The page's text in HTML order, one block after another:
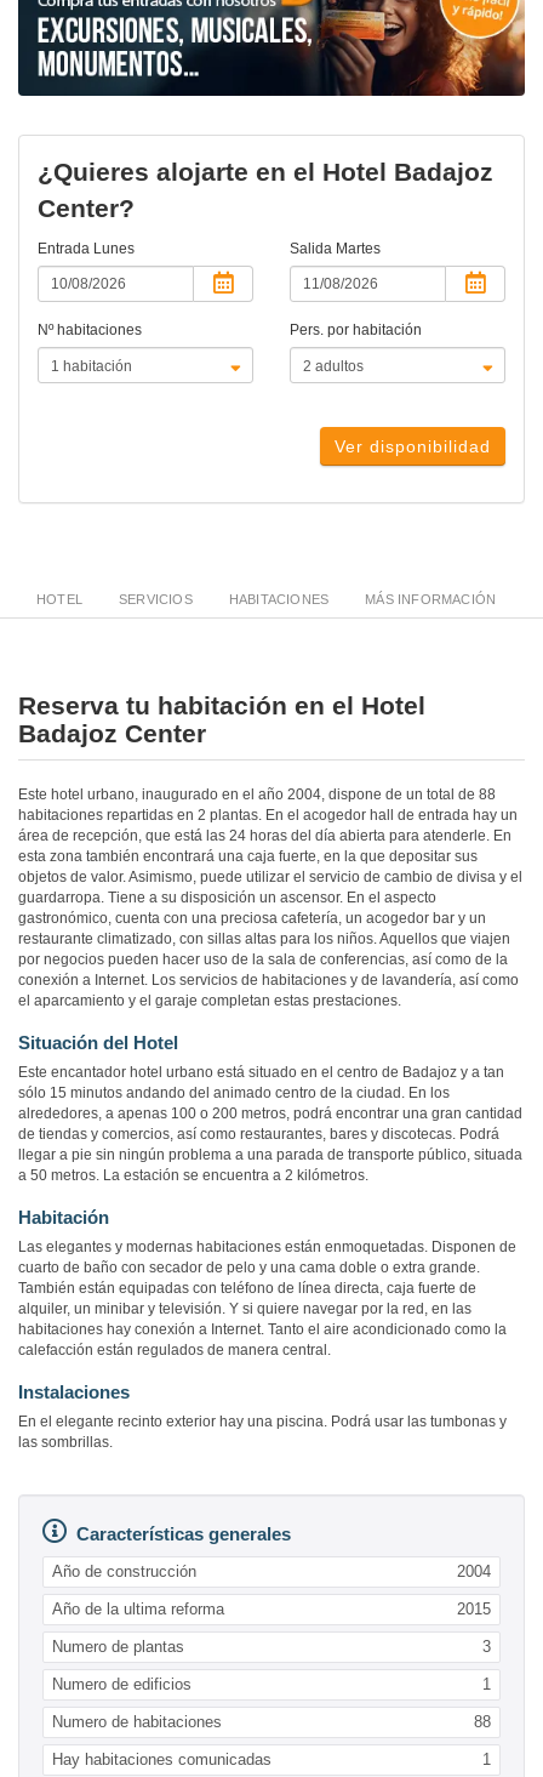
¿Quieres alojarte en el Hotel Badajoz
Center?
Entrada Lunes Salida Martes
Nº habitaciones Pers. por habitación
Ver disponibilidad
HOTEL SERVICIOS HABITACIONES MÁS INFORMACIÓN
Reserva tu habitación en el Hotel
Badajoz Center
Este hotel urbano, inaugurado en el año 2004, dispone de un total de 88
habitaciones repartidas en 2 plantas. En el acogedor hall de entrada hay un
área de recepción, que está las 24 horas del día abierta para atenderle. En
esta zona también encontrará una caja fuerte, en la que depositar sus
objetos de valor. Asimismo, puede utilizar el servicio de cambio de divisa y el
guardarropa. Tiene a su disposición un ascensor. En el aspecto
gastronómico, cuenta con una preciosa cafetería, un acogedor bar y un
restaurante climatizado, con sillas altas para los niños. Aquellos que viajen
por negocios pueden hacer uso de la sala de conferencias, así como de la
conexión a Internet. Los servicios de habitaciones y de lavandería, así como
el aparcamiento y el garaje completan estas prestaciones.
Situación del Hotel
Este encantador hotel urbano está situado en el centro de Badajoz y a tan
sólo 15 minutos andando del animado centro de la ciudad. En los
alrededores, a apenas 100 o 200 metros, podrá encontrar una gran cantidad
de tiendas y comercios, así como restaurantes, bares y discotecas. Podrá
llegar a pie sin ningún problema a una parada de transporte público, situada
a 50 metros. La estación se encuentra a 2 kilómetros.
Habitación
Las elegantes y modernas habitaciones están enmoquetadas. Disponen de
cuarto de baño con secador de pelo y una cama doble o extra grande.
También están equipadas con teléfono de línea directa, caja fuerte de
alquiler, un minibar y televisión. Y si quiere navegar por la red, en las
habitaciones hay conexión a Internet. Tanto el aire acondicionado como la
calefacción están regulados de manera central.
Instalaciones
En el elegante recinto exterior hay una piscina. Podrá usar las tumbonas y
las sombrillas.
Características generales
Año de construcción 2004
Año de la ultima reforma 2015
Numero de plantas 3
Numero de edificios 1
Numero de habitaciones 88
Hay habitaciones comunicadas 1